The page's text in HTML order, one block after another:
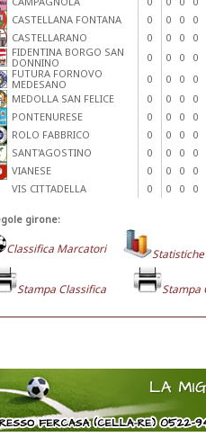
CASTELLANA FONTANA
0 0 0
0
CASTELLARANO
0 0 0
0
FIDENTINA BORGO SAN
DONNINO
0 0 0
0
FUTURA FORNOVO
MEDESANO
0 0 0
0
MEDOLLA SAN FELICE
0 0 0
0
PONTENURESE
0 0 0
0
ROLO FABBRICO
0 0 0
0
SANT'AGOSTINO
0 0 0
0
VIANESE
0 0 0
0
VIS CITTADELLA
0 0 0 0
girone:
Classifica Marcatori
Stampa Classifica Stampa